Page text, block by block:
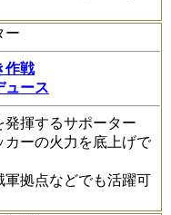
ー
作戦
ュース
発揮するサポーター
カーの火力を底上げで
軍拠点などでも活躍可